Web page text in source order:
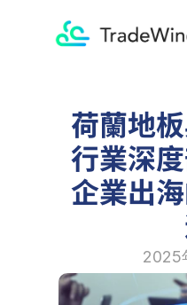
荷蘭地
行業深
企業出
2025